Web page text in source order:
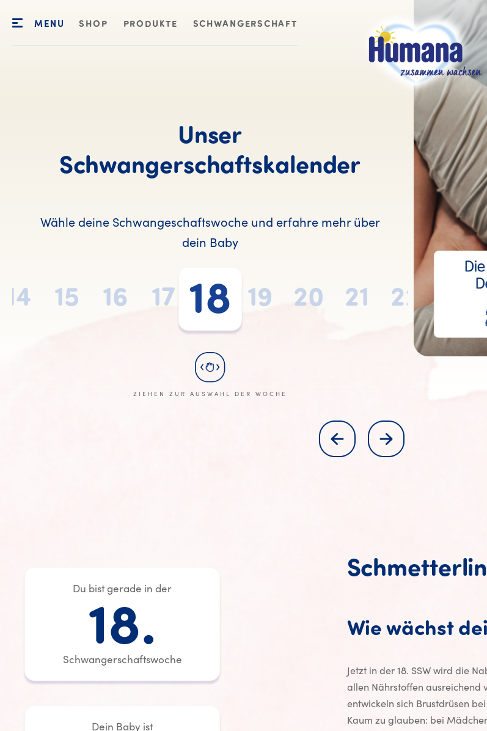
MENU SHOP PRODUKTE SCHWANGERSCHAFT
Unser
Schwangerschaftskalender
Wähle deine Schwangeschaftswoche und erfahre mehr über
dein Baby
14 15 16 17 18 19 20 21 22
18
ZIEHEN ZUR AUSWAHL DER WOCHE
Du bist gerade in der
18.
Schwangerschaftswoche
Dein Baby ist
Wie wächst
Jetzt in der 18. SSW wird die
allen Nährstoffen ausreichend
entwickeln sich Brustdrüsen
Kaum zu glauben: bei